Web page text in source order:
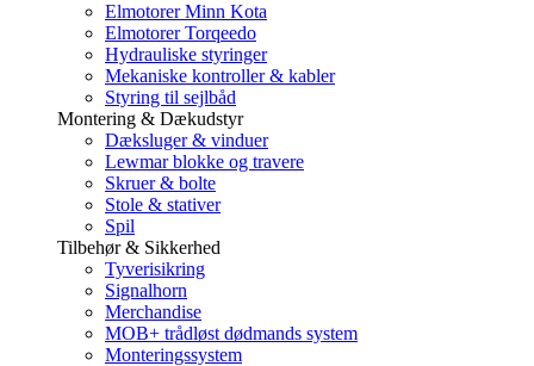
Elmotorer Minn Kota
Elmotorer Torqeedo
Hydrauliske styringer
Mekaniske kontroller & kabler
Styring til sejlbåd
Montering & Dækudstyr
Dæksluger & vinduer
Lewmar blokke og travere
Skruer & bolte
Stole & stativer
Spil
Tilbehør & Sikkerhed
Tyverisikring
Signalhorn
Merchandise
MOB+ trådløst dødmands system
Monteringssystem